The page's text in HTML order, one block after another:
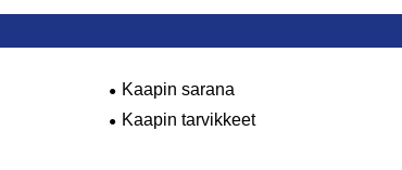
Kaapin sarana
Kaapin tarvikkeet